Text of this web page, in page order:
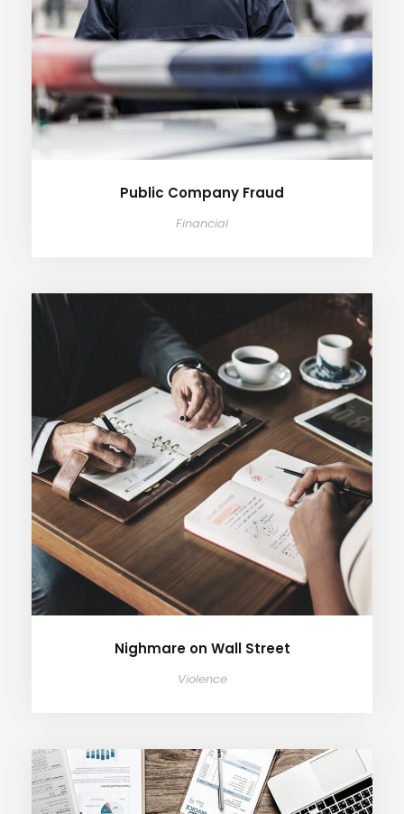
Public Company Fraud
Financial
Nighmare on Wall Street
Violence